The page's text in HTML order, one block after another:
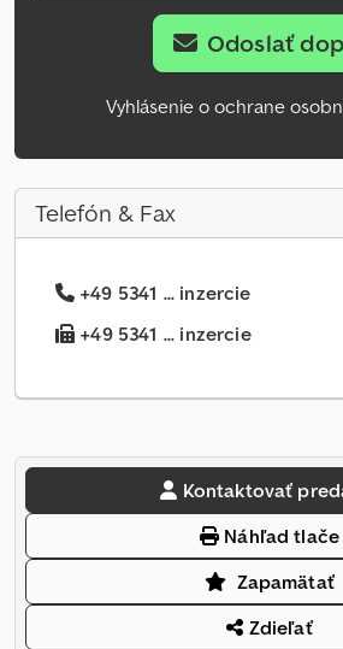
Odoslať
Vyhlásenie o ochrane
Telefón & Fax
+49 5341 ... inzercie
+49 5341 ... inzercie
Kontaktovať
Náhľad tlače
Zapamätať
Zdieľať